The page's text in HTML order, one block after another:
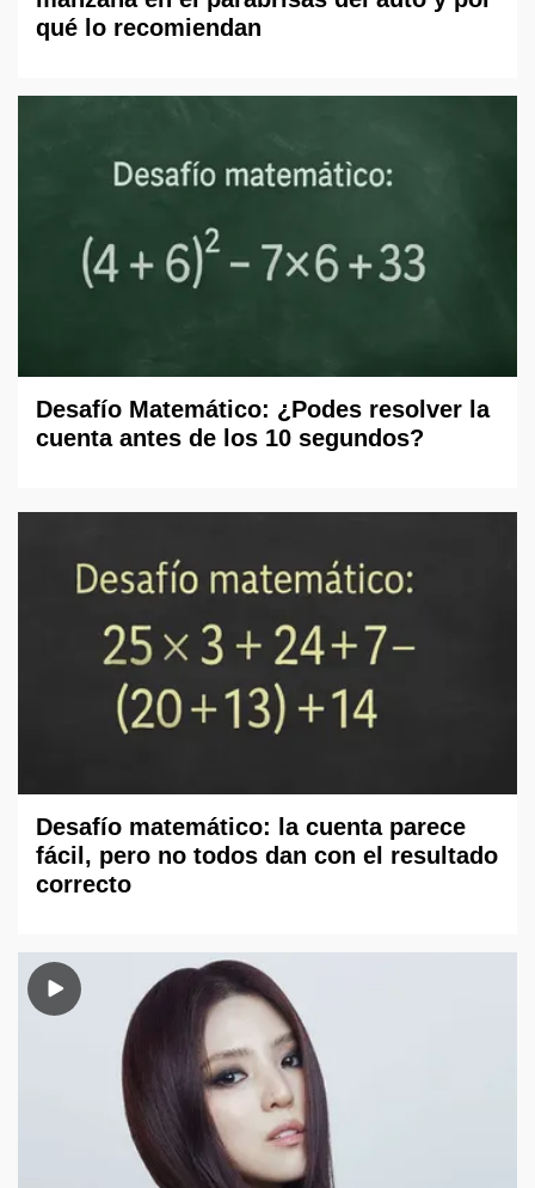
qué lo recomiendan
Desafío Matemático: ¿Podes resolver la
cuenta antes de los 10 segundos?
Desafío matemático: la cuenta parece
fácil, pero no todos dan con el resultado
correcto